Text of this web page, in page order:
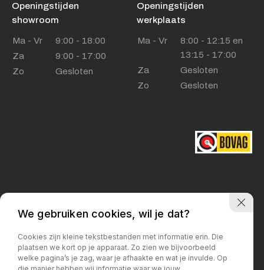
Openingstijden
showroom
Ma - Vr
9:00 - 18:00
Za
9:00 - 17:00
Zo
Gesloten
Openingstijden
werkplaats
Ma - Vr
8:00 - 12:15 en
13:15 - 17:00
Za
Gesloten
Zo
Gesloten
Privacy policy
We gebruiken cookies, wil je dat?
Cookies zijn kleine tekstbestanden met informatie erin. Die
plaatsen we kort op je apparaat. Zo zien we bijvoorbeeld
welke pagina’s je zag, waar je afhaakte en wat je invulde. Op